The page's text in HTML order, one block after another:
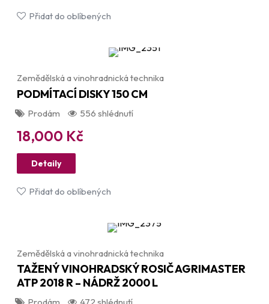
Přidat do oblíbených
Zemědělská a vinohradnická technika
PODMÍTACÍ DISKY 150 CM
Prodám 556 shlédnutí
18,000 Kč
Detaily
Přidat do oblíbených
Zemědělská a vinohradnická technika
TAŽENÝ VINOHRADSKÝ ROSIČ AGRIMASTER
ATP 2018 R – NÁDRŽ 2000 L